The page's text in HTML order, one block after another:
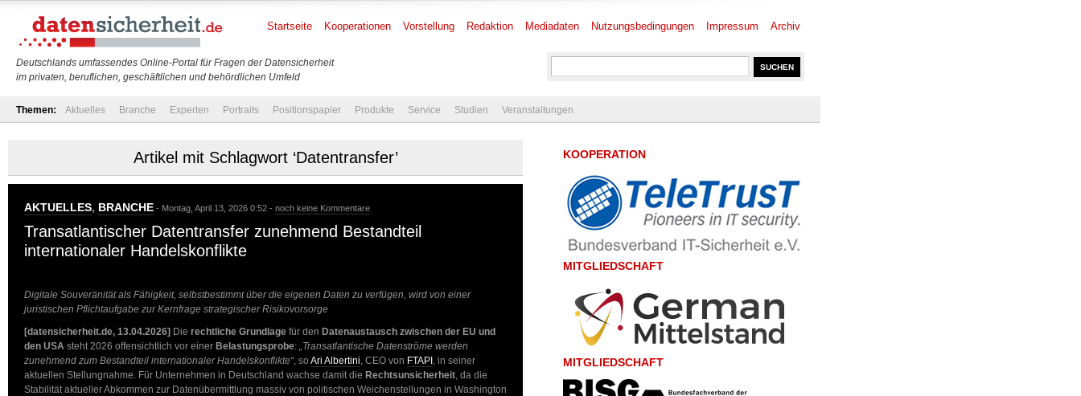
Deutschlands umfassendes Online-Portal für Fragen der Datensicherheit
im privaten, beruflichen, geschäftlichen und behördlichen Umfeld
Startseite Kooperationen Vorstellung Redaktion Mediadaten Nutzungsbedingungen Impressum Archiv
Themen: Aktuelles Branche Experten Portraits Positionspapier Produkte Service Studien Veranstaltungen
Artikel mit Schlagwort ‘Datentransfer’
AKTUELLES, BRANCHE - Montag, April 13, 2026 0:52 - noch keine Kommentare
Transatlantischer Datentransfer zunehmend Bestandteil
internationaler Handelskonflikte
Digitale Souveränität als Fähigkeit, selbstbestimmt über die eigenen Daten zu verfügen, wird von einer
juristischen Pflichtaufgabe zur Kernfrage strategischer Risikovorsorge
[datensicherheit.de, 13.04.2026] Die rechtliche Grundlage für den Datenaustausch zwischen der EU und
den USA steht 2026 offensichtlich vor einer Belastungsprobe: „Transatlantische Datenströme werden
zunehmend zum Bestandteil internationaler Handelskonflikte“, so Ari Albertini, CEO von FTAPI , in seiner
aktuellen Stellungnahme. Für Unternehmen in Deutschland wachse damit die Rechtsunsicherheit, da die
Stabilität aktueller Abkommen zur Datenübermittlung massiv von politischen Weichenstellungen in Washington
KOOPERATION
MITGLIEDSCHAFT
MITGLIEDSCHAFT